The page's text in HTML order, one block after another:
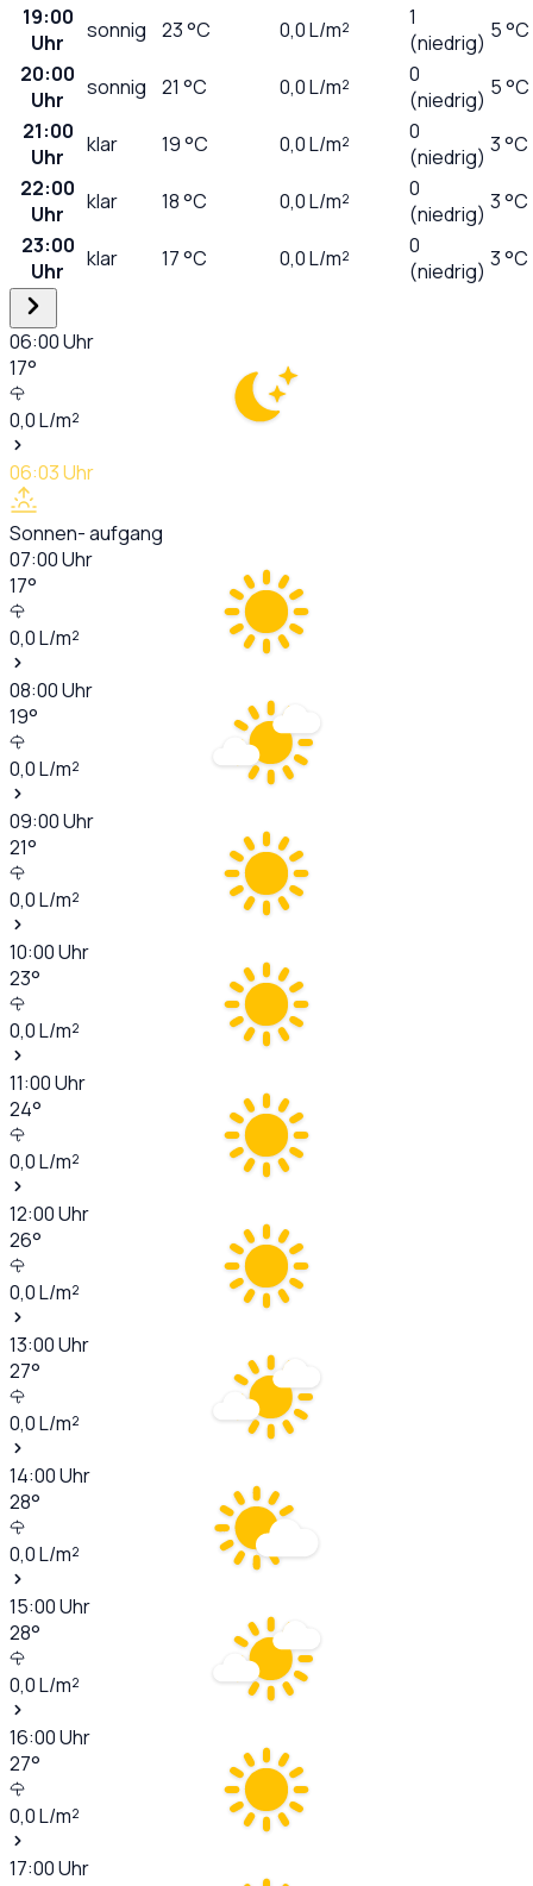
19:00
Uhr
sonnig 23°C 0,0L/m²
1
(niedrig) 5 °C
20:00
Uhr
sonnig 21 °C 0,0L/m²
0
(niedrig) 5 °C
21:00
Uhr
klar 19°C 0,0L/m²
0
(niedrig) 3 °C
22:00
Uhr
klar 18°C 0,0L/m²
0
(niedrig) 3 °C
23:00
Uhr
klar 17°C 0,0L/m²
0
(niedrig) 3 °C
06:00Uhr
17°
0,0L/m²
06:03Uhr
Sonnen- aufgang
07:00Uhr
17°
0,0L/m²
08:00Uhr
19°
0,0L/m²
09:00Uhr
21°
0,0L/m²
10:00Uhr
23°
0,0L/m²
11:00Uhr
24°
0,0L/m²
12:00Uhr
26°
0,0L/m²
13:00Uhr
27°
0,0L/m²
14:00Uhr
28°
0,0L/m²
15:00Uhr
28°
0,0L/m²
16:00Uhr
27°
0,0L/m²
17:00Uhr